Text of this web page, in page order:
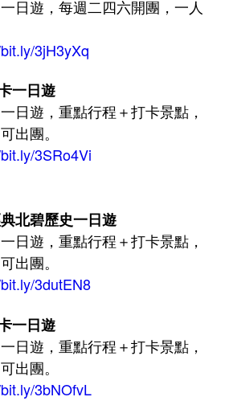
一日遊，每週二四六開團，一人
3jH3yXq
一日遊
一日遊，重點行程＋打卡景點，
出團。
3SRo4Vi
北碧歷史一日遊
一日遊，重點行程＋打卡景點，
出團。
3dutEN8
一日遊
一日遊，重點行程＋打卡景點，
出團。
3bNOfvL